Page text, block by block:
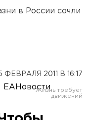
в России сочли
ФЕВРАЛЯ 2011 В 16:17
ЕАНовости